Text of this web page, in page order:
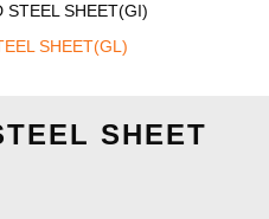
STEEL SHEET(GI)
SHEET(GL)
SHEET